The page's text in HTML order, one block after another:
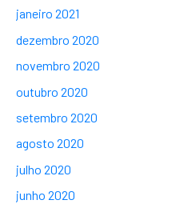
janeiro 2021
dezembro 2020
novembro 2020
outubro 2020
setembro 2020
agosto 2020
julho 2020
junho 2020